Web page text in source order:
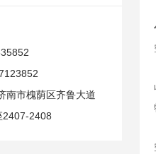
市槐荫区齐鲁大道
2407-2408